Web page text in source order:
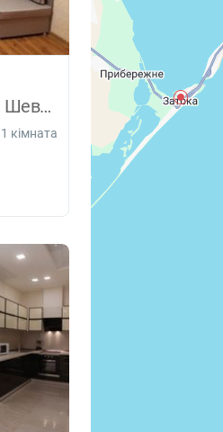
1.ком.кв Довженко / пр. Шевченко
1 кімната